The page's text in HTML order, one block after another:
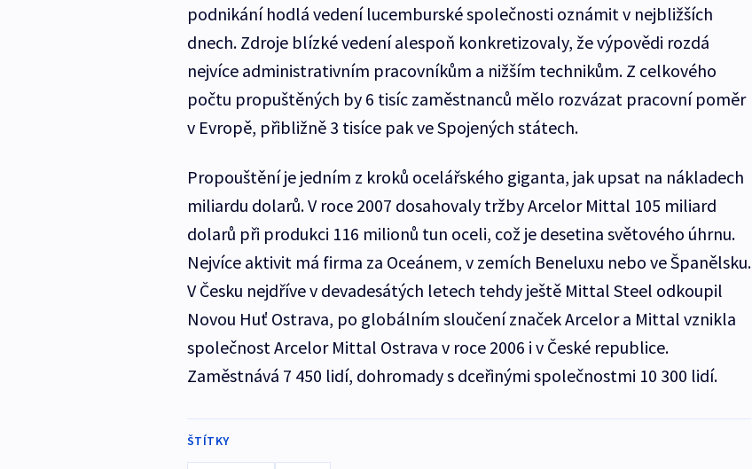
podnikání hodlá vedení lucemburské společnosti oznámit v nejbližších
dnech. Zdroje blízké vedení alespoň konkretizovaly, že výpovědi rozdá
nejvíce administrativním pracovníkům a nižším technikům. Z celkového
počtu propuštěných by 6 tisíc zaměstnanců mělo rozvázat pracovní poměr
v Evropě, přibližně 3 tisíce pak ve Spojených státech.
Propouštění je jedním z kroků ocelářského giganta, jak upsat na nákladech
miliardu dolarů. V roce 2007 dosahovaly tržby Arcelor Mittal 105 miliard
dolarů při produkci 116 milionů tun oceli, což je desetina světového úhrnu.
Nejvíce aktivit má firma za Oceánem, v zemích Beneluxu nebo ve Španělsku.
V Česku nejdříve v devadesátých letech tehdy ještě Mittal Steel odkoupil
Novou Huť Ostrava, po globálním sloučení značek Arcelor a Mittal vznikla
společnost Arcelor Mittal Ostrava v roce 2006 i v České republice.
Zaměstnává 7 450 lidí, dohromady s dceřinými společnostmi 10 300 lidí.
ŠTÍTKY